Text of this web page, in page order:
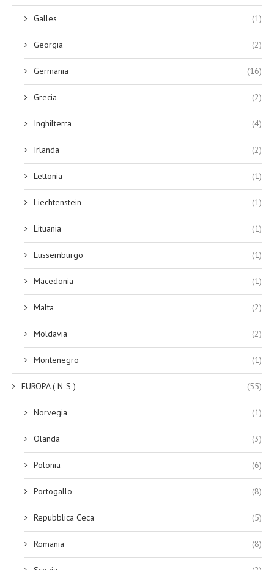
Galles (1)
Georgia (2)
Germania (16)
Grecia (2)
Inghilterra (4)
Irlanda (2)
Lettonia (1)
Liechtenstein (1)
Lituania (1)
Lussemburgo (1)
Macedonia (1)
Malta (2)
Moldavia (2)
Montenegro (1)
EUROPA ( N-S ) (55)
Norvegia (1)
Olanda (3)
Polonia (6)
Portogallo (8)
Repubblica Ceca (5)
Romania (8)